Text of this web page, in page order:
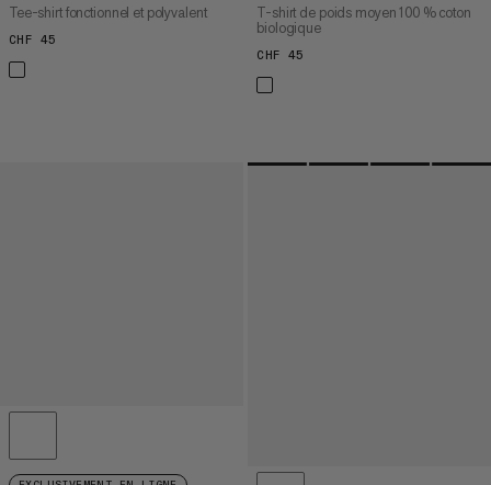
Tee-shirt fonctionnel et polyvalent
CHF 45
T-shirt de poids moyen 100 % coton
biologique
CHF 45